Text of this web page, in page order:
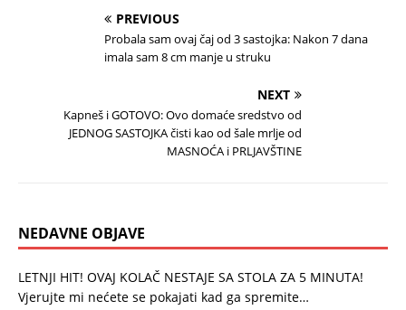
PREVIOUS
Probala sam ovaj čaj od 3 sastojka: Nakon 7 dana
imala sam 8 cm manje u struku
NEXT
Kapneš i GOTOVO: Ovo domaće sredstvo od
JEDNOG SASTOJKA čisti kao od šale mrlje od
MASNOĆA i PRLJAVŠTINE
NEDAVNE OBJAVE
LETNJI HIT! OVAJ KOLAČ NESTAJE SA STOLA ZA 5 MINUTA!
Vjerujte mi nećete se pokajati kad ga spremite…